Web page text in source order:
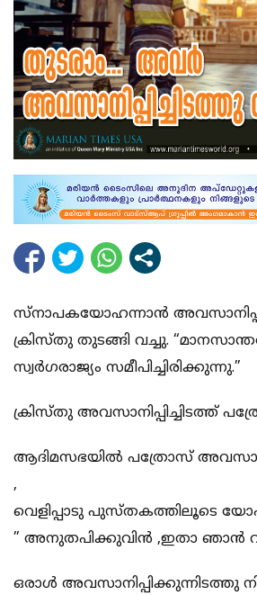
സ്നാപകയോഹന്നാൻ
ക്രിസ്തു തുടങ്ങി വച്ചു.
സ്വർഗരാജ്യം സമീപിച്ചിരിക്കുന്നു.”
ക്രിസ്തു അവസാനിപ്പിച്ചിടത്ത്
ആദിമസഭയിൽ പത്രോസ്
,
വെളിപ്പാടു പുസ്തകത്തിലൂടെ
” അനുതപിക്കുവിൻ ,ഇതാ ഞാൻ
ഒരാൾ അവസാനിപ്പിക്കുന്നിടത്തു